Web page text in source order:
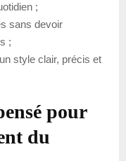
;
sans devoir
;
style clair, précis et
pour
du